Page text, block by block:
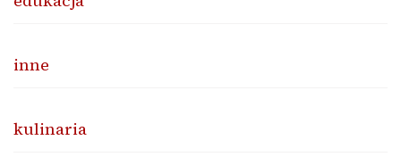
inne
kulinaria